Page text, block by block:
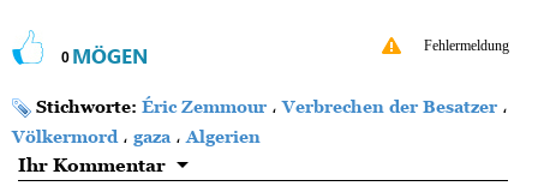
0 MÖGEN Fehlermeldung
Stichworte: Éric Zemmour ،Verbrechen der Besatzer ،
Völkermord ، gaza ، Algerien
Ihr Kommentar